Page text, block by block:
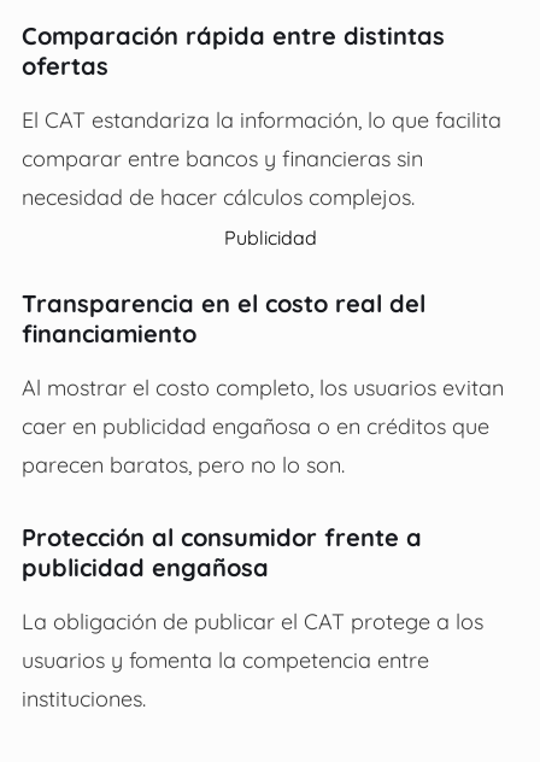
Comparación rápida entre distintas
ofertas
El CAT estandariza la información, lo que facilita
comparar entre bancos y financieras sin
necesidad de hacer cálculos complejos.
Publicidad
Transparencia en el costo real del
financiamiento
Al mostrar el costo completo, los usuarios evitan
caer en publicidad engañosa o en créditos que
parecen baratos, pero no lo son.
Protección al consumidor frente a
publicidad engañosa
La obligación de publicar el CAT protege a los
usuarios y fomenta la competencia entre
instituciones.